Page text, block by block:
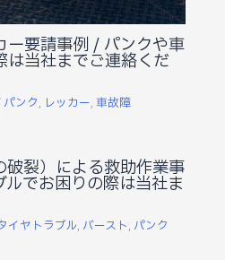
ー要請事例 / パンクや車
は当社までご連絡くだ
パンク, レッカー,車故障
破裂）による救助作業事
でお困りの際は当社ま
イヤトラブル, バースト, パンク